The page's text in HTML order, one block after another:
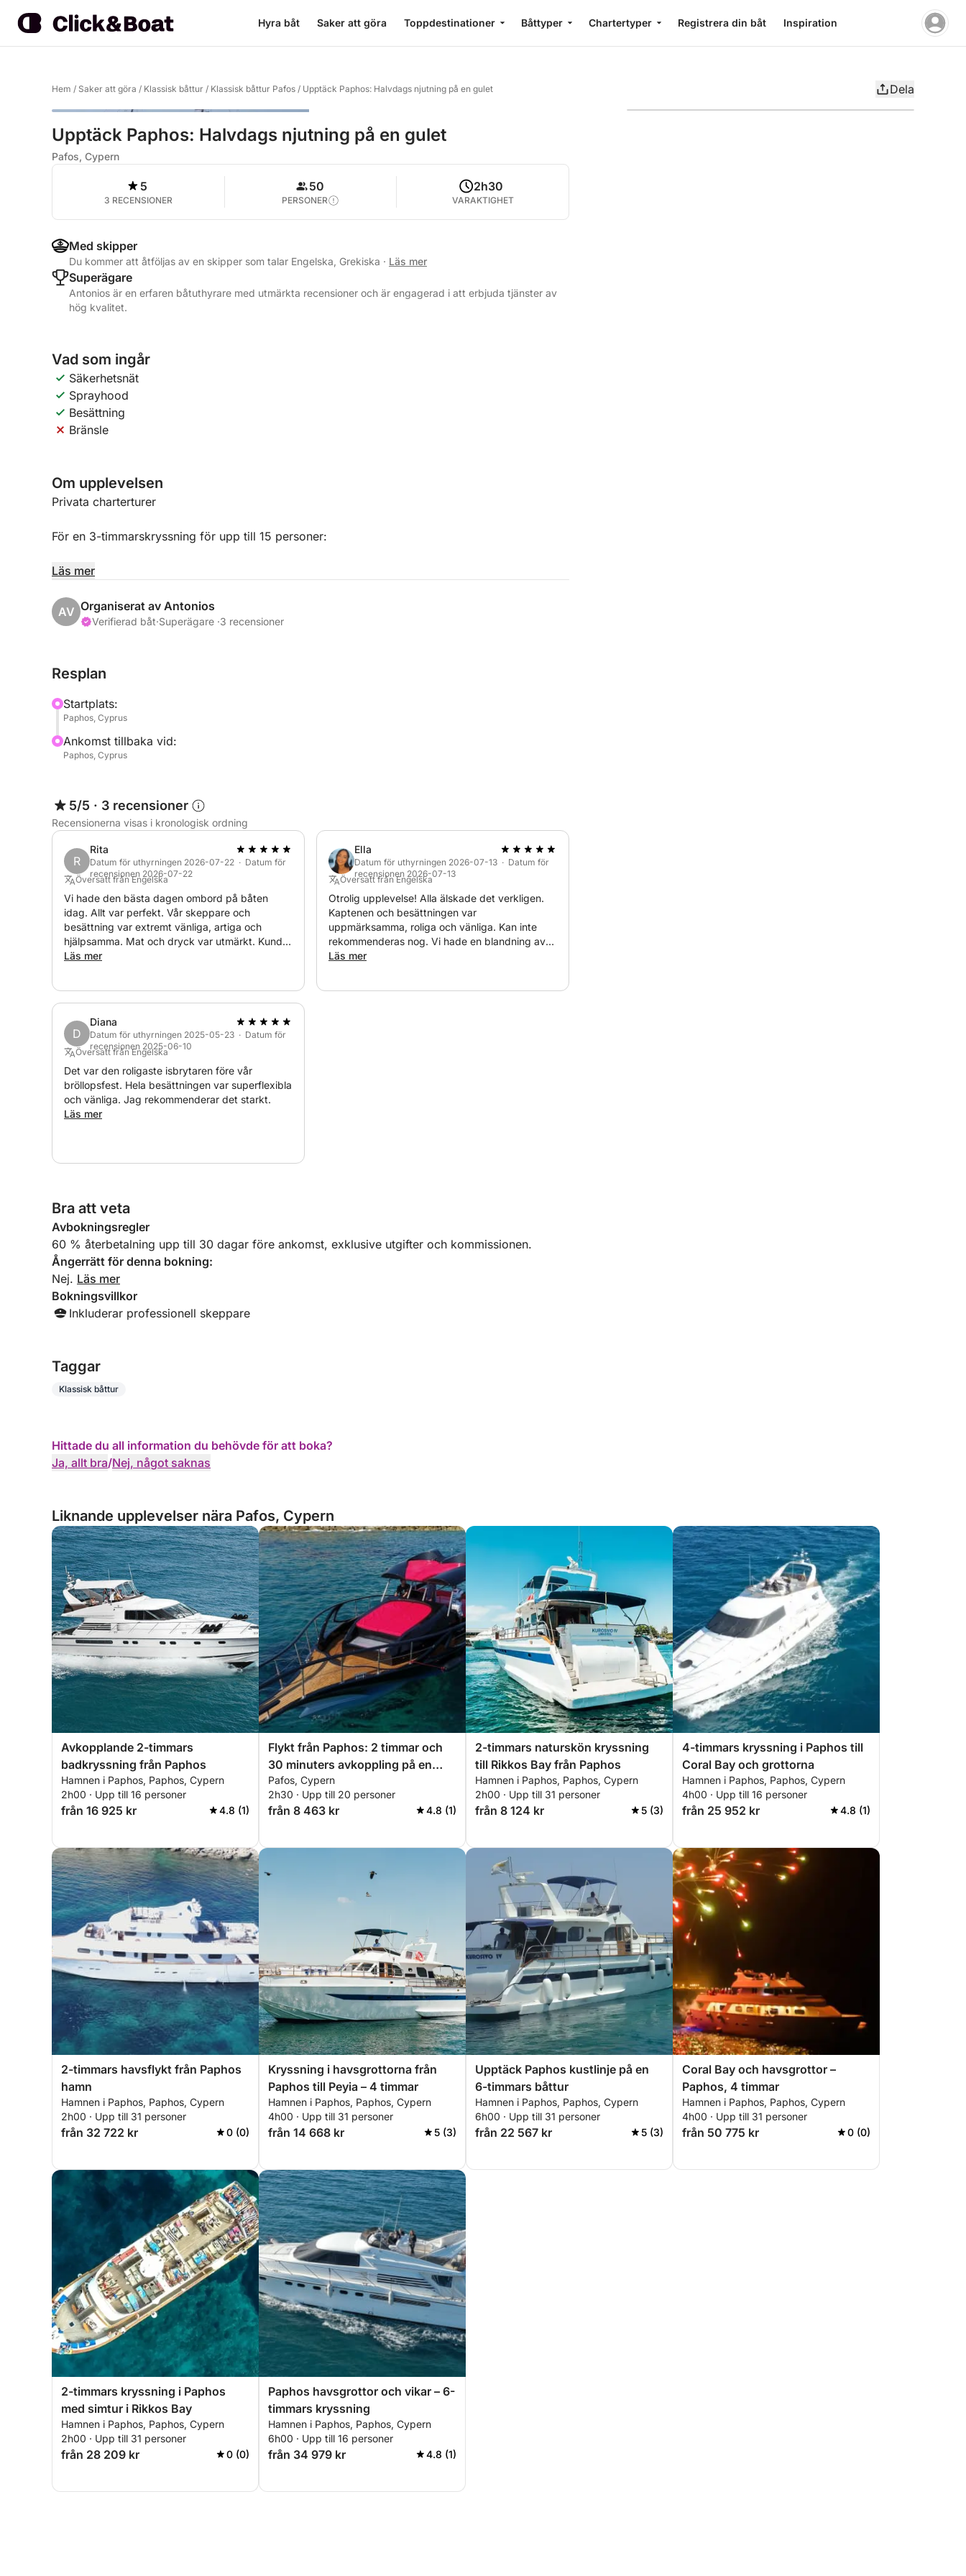
Hyra båt Saker att göra Toppdestinationer Båttyper Chartertyper Registrera din båt Inspiration
Hem / Saker att göra / Klassisk båttur / Klassisk båttur Pafos / Upptäck Paphos: Halvdags njutning på en gulet Dela
Upptäck Paphos: Halvdags njutning på en gulet
Pafos, Cypern
5
3 RECENSIONER
50
PERSONER
2h30
VARAKTIGHET
Med skipper
Du kommer att åtföljas av en skipper som talar Engelska, Grekiska · Läs mer
Superägare
Antonios är en erfaren båtuthyrare med utmärkta recensioner och är engagerad i att erbjuda tjänster av
hög kvalitet.
Vad som ingår
Säkerhetsnät
Sprayhood
Besättning
Bränsle
Om upplevelsen
Privata charterturer
För en 3-timmarskryssning för upp till 15 personer:
**Båthyra 750 €
För obegränsade lokala drycker extra 10 € per person.
Meny:
**Båthyra 1000 €
Inklusive lunch extra 10 € per person
För obegränsade lokala drycker extra 12 € per person.
______________________________________
**För en 6-timmarskryssning för upp till 15 personer:
Båthyra 1500 €
Inklusive lunch extra 10 € per person
För obegränsade lokala drycker extra 15 € per person.
Meny:
– Grillad kyckling, bakpotatis, ris med grönsaker, pasta och makaroner, sallad, säsongens
Läs mer
AV Organiserat av Antonios
Verifierad båt·Superägare ·3 recensioner
Resplan
Startplats:
Paphos, Cyprus
Ankomst tillbaka vid:
Paphos, Cyprus
5/5 · 3 recensioner
Recensionerna visas i kronologisk ordning
R
Rita
Datum för uthyrningen 2026-07-22 · Datum för
recensionen 2026-07-22
Översatt från Engelska
Vi hade den bästa dagen ombord på båten
idag. Allt var perfekt. Vår skeppare och
besättning var extremt vänliga, artiga och
hjälpsamma. Mat och dryck var utmärkt. Kunde
inte ha bett om mer. Vi kommer garanterat att
Läs mer
Ella
Datum för uthyrningen 2026-07-13 · Datum för
recensionen 2026-07-13
Översatt från Engelska
Otrolig upplevelse! Alla älskade det verkligen.
Kaptenen och besättningen var
uppmärksamma, roliga och vänliga. Kan inte
rekommenderas nog. Vi hade en blandning av
åldrar, inklusive barn och äldre, och alla njöt av
Läs mer
D
Diana
Datum för uthyrningen 2025-05-23 · Datum för
recensionen 2025-06-10
Översatt från Engelska
Det var den roligaste isbrytaren före vår
bröllopsfest. Hela besättningen var superflexibla
och vänliga. Jag rekommenderar det starkt.
Läs mer
Bra att veta
Avbokningsregler
60 % återbetalning upp till 30 dagar före ankomst, exklusive utgifter och kommissionen.
Ångerrätt för denna bokning:
Nej. Läs mer
Bokningsvillkor
Inkluderar professionell skeppare
Taggar
Klassisk båttur
Hittade du all information du behövde för att boka?
Ja, allt bra/Nej, något saknas
Liknande upplevelser nära Pafos, Cypern
Avkopplande 2-timmars
badkryssning från Paphos
Hamnen i Paphos, Paphos, Cypern
2h00 · Upp till 16 personer
från 16 925 kr 4.8 (1)
Flykt från Paphos: 2 timmar och
30 minuters avkoppling på en
motorbåt
Pafos, Cypern
2h30 · Upp till 20 personer
från 8 463 kr 4.8 (1)
2-timmars naturskön kryssning
till Rikkos Bay från Paphos
Hamnen i Paphos, Paphos, Cypern
2h00 · Upp till 31 personer
från 8 124 kr 5 (3)
4-timmars kryssning i Paphos till
Coral Bay och grottorna
Hamnen i Paphos, Paphos, Cypern
4h00 · Upp till 16 personer
från 25 952 kr 4.8 (1)
2-timmars havsflykt från Paphos
hamn
Hamnen i Paphos, Paphos, Cypern
2h00 · Upp till 31 personer
från 32 722 kr 0 (0)
Kryssning i havsgrottorna från
Paphos till Peyia – 4 timmar
Hamnen i Paphos, Paphos, Cypern
4h00 · Upp till 31 personer
från 14 668 kr 5 (3)
Upptäck Paphos kustlinje på en
6-timmars båttur
Hamnen i Paphos, Paphos, Cypern
6h00 · Upp till 31 personer
från 22 567 kr 5 (3)
Coral Bay och havsgrottor –
Paphos, 4 timmar
Hamnen i Paphos, Paphos, Cypern
4h00 · Upp till 31 personer
från 50 775 kr 0 (0)
2-timmars kryssning i Paphos
med simtur i Rikkos Bay
Hamnen i Paphos, Paphos, Cypern
2h00 · Upp till 31 personer
från 28 209 kr 0 (0)
Paphos havsgrottor och vikar – 6-
timmars kryssning
Hamnen i Paphos, Paphos, Cypern
6h00 · Upp till 16 personer
från 34 979 kr 4.8 (1)